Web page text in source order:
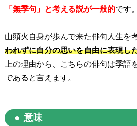
「無季句」と考える説が一般的です。
山頭火自身が歩んで来た俳句人生を
われずに自分の思いを自由に表現し
上の理由から、こちらの俳句は季語
であると言えます。
意味